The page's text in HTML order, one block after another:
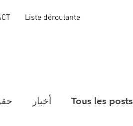
Liste déroulante
Tous les posts أخبار